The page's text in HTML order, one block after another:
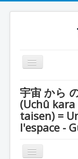
Basculer
la
Accueil
Toku-Actrices
Toku-Critiques
Séries
Films
宇宙 から
(Uchû
taisen) =
l'espace -
Basculer